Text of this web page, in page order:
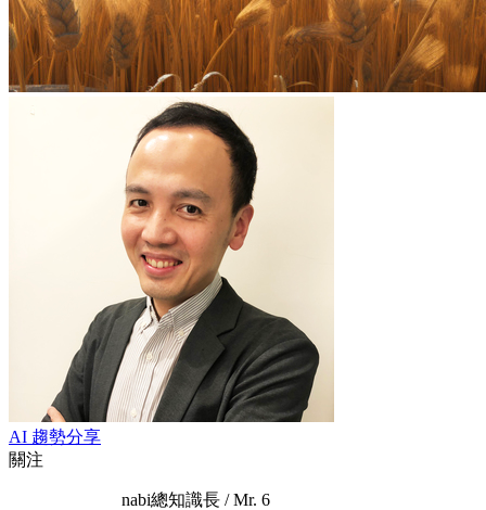
AI 趨勢分享
關注
nabi總知識長 / Mr. 6